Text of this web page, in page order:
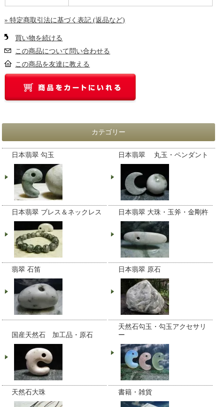
» 特定商取引法に基づく表記 (返品など)
買い物を続ける
この商品について問い合わせる
この商品を友達に教える
カテゴリー
日本翡翠 勾玉 日本翡翠 丸玉・ペンダント
日本翡翠 ブレス＆ネックレス 日本翡翠 大珠・玉斧・金剛杵
翡翠 石笛 日本翡翠 原石
国産天然石 加工品・原石
天然石勾玉・勾玉アクセサリ
ー
天然石大珠 書籍・雑貨